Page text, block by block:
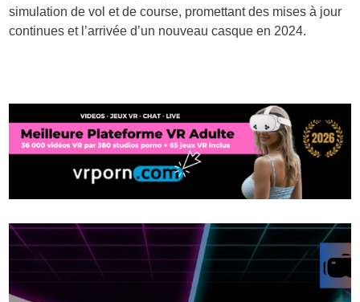
simulation de vol et de course, promettant des mises à jour
continues et l’arrivée d’un nouveau casque en 2024.